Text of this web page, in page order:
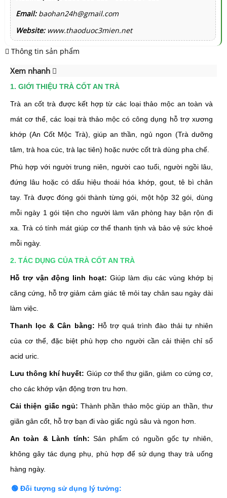
Email:baohan24h@gmail.com
Website:www.thaoduoc3mien.net
Thông tin sản phẩm
Xem nhanh
1. GIỚI THIỆU TRÀ CỐT AN TRÀ
Trà an cốt trà được kết hợp từ các loại thảo mộc an toàn và
mát cơ thể, các loại trà thảo mộc có công dụng hỗ trợ xương
khớp (An Cốt Mộc Trà), giúp an thần, ngủ ngon (Trà dưỡng
tâm, trà hoa cúc, trà lạc tiên) hoặc nước cốt trà dùng pha chế.
Phù hợp với người trung niên, người cao tuổi, người ngồi lâu,
đứng lâu hoặc có dấu hiệu thoái hóa khớp, gout, tê bì chân
tay. Trà được đóng gói thành từng gói, một hộp 32 gói, dùng
mỗi ngày 1 gói tiện cho người làm văn phòng hay bận rộn đi
xa. Trà có tính mát giúp cơ thể thanh tịnh và bảo vệ sức khoẻ
mỗi ngày.
2. TÁC DỤNG CỦA TRÀ CỐT AN TRÀ
Hỗ trợ vận động linh hoạt: Giúp làm dịu các vùng khớp bị
căng cứng, hỗ trợ giảm cảm giác tê mỏi tay chân sau ngày dài
làm việc.
Thanh lọc & Cân bằng: Hỗ trợ quá trình đào thải tự nhiên
của cơ thể, đặc biệt phù hợp cho người cần cải thiện chỉ số
acid uric.
Lưu thông khí huyết: Giúp cơ thể thư giãn, giảm co cứng cơ,
cho các khớp vận động trơn tru hơn.
Cải thiện giấc ngủ: Thành phần thảo mộc giúp an thần, thư
giãn gân cốt, hỗ trợ bạn đi vào giấc ngủ sâu và ngon hơn.
An toàn & Lành tính: Sản phẩm có nguồn gốc tự nhiên,
không gây tác dụng phụ, phù hợp để sử dụng thay trà uống
hàng ngày.
🟢 Đối tượng sử dụng lý tưởng: